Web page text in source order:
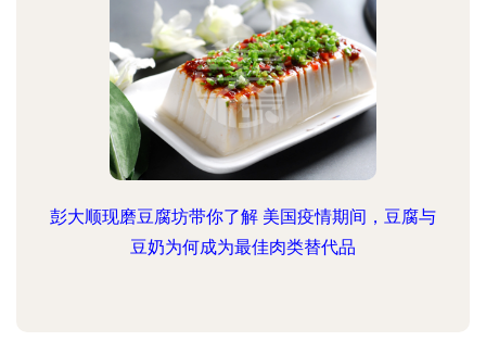
彭大顺现磨豆腐坊带你了解 美国疫情期间，豆腐与
豆奶为何成为最佳肉类替代品